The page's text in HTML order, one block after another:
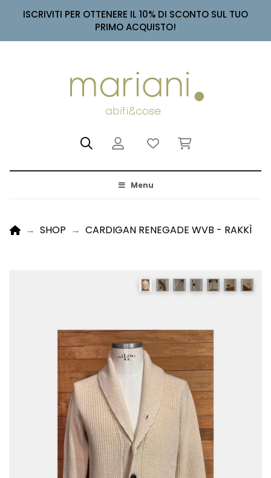
ISCRIVITI PER OTTENERE IL 10% DI SCONTO SUL TUO
PRIMO ACQUISTO!
Menu
HOME
→ SHOP → CARDIGAN RENEGADE WVB - RAKKÌ